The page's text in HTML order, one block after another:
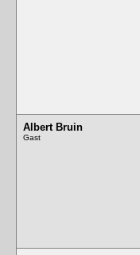
Albert Bruin
Gast